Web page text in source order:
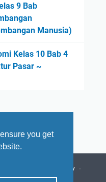
you get
9 Bab
Manusia)
Kelas 10 Bab 4
Pasar ~
Privacy Policy